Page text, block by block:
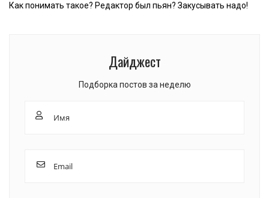
Как понимать такое? Редактор был пьян? Закусывать надо!
Дайджест
Подборка постов за неделю